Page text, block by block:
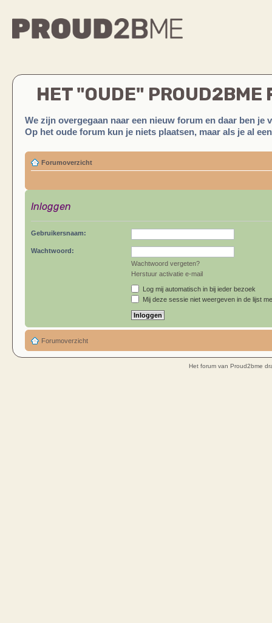
HET "OUDE" PROUD2BME
We zijn overgegaan naar een nieuw forum en daar ben je
Op het oude forum kun je niets plaatsen, maar als je al
Forumoverzicht
Inloggen
Gebruikersnaam:
Wachtwoord:
Wachtwoord vergeten?
Herstuur activatie e-mail
Log mij automatisch in bij ieder bezoek
Mij deze sessie niet weergeven in de lijst
Forumoverzicht
Het forum van Proud2bme